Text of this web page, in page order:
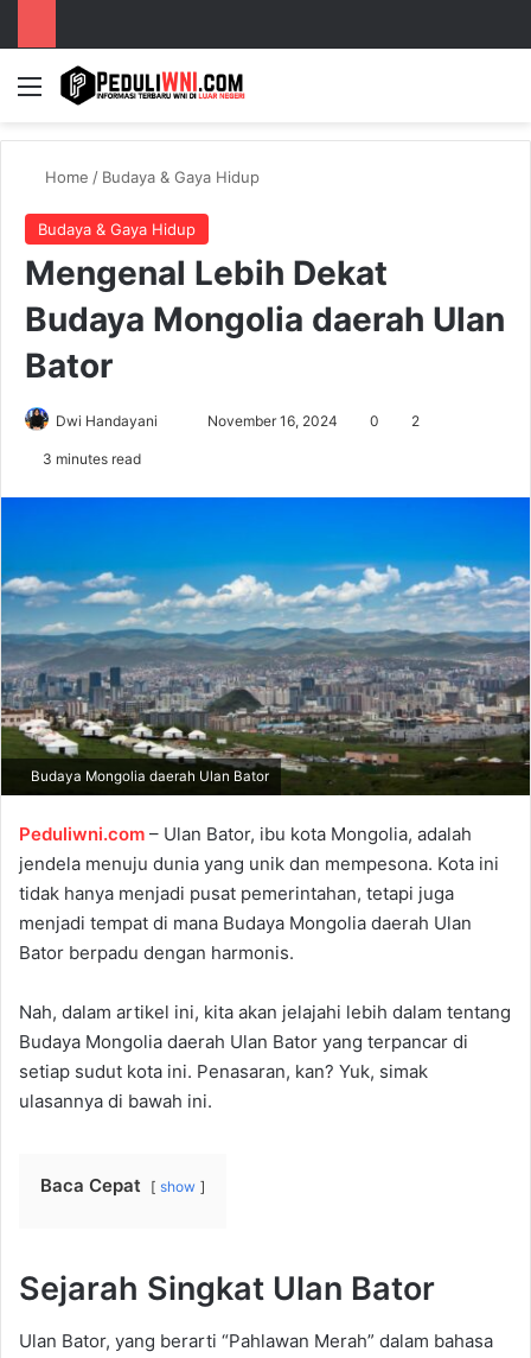
Menu
Home / Budaya & Gaya Hidup
Budaya & Gaya Hidup
Mengenal Lebih Dekat
Budaya Mongolia daerah Ulan
Bator
Dwi Handayani
e
m
a
i
l
November 16, 2024 0 2
3 minutes read
Budaya Mongolia daerah Ulan Bator
Peduliwni.com – Ulan Bator, ibu kota Mongolia, adalah
jendela menuju dunia yang unik dan mempesona. Kota ini
tidak hanya menjadi pusat pemerintahan, tetapi juga
menjadi tempat di mana Budaya Mongolia daerah Ulan
Bator berpadu dengan harmonis.
Nah, dalam artikel ini, kita akan jelajahi lebih dalam tentang
Budaya Mongolia daerah Ulan Bator yang terpancar di
setiap sudut kota ini. Penasaran, kan? Yuk, simak
ulasannya di bawah ini.
Baca Cepat show
Sejarah Singkat Ulan Bator
Ulan Bator, yang berarti “Pahlawan Merah” dalam bahasa